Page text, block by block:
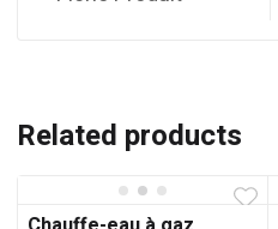
Related products